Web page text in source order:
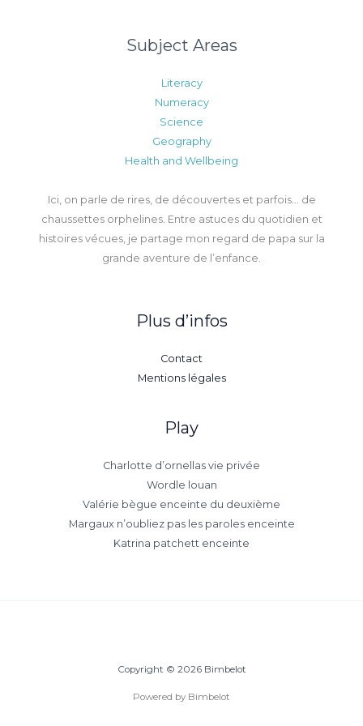
Subject Areas
Literacy
Numeracy
Science
Geography
Health and Wellbeing
Ici, on parle de rires, de découvertes et parfois… de
chaussettes orphelines. Entre astuces du quotidien et
histoires vécues, je partage mon regard de papa sur la
grande aventure de l’enfance.
Plus d’infos
Contact
Mentions légales
Play
Charlotte d’ornellas vie privée
Wordle louan
Valérie bègue enceinte du deuxième
Margaux n’oubliez pas les paroles enceinte
Katrina patchett enceinte
Copyright © 2026 Bimbelot
Powered by Bimbelot